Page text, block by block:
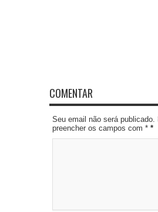
COMENTAR
Seu email não será publicado.
preencher os campos com * *